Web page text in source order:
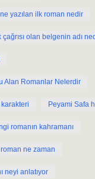
yazılan ilk roman nedir
çağrısı olan belgenin adı
Alan Romanlar Nelerdir
Peyami Safa
romanın kahramanı
ne zaman
neyi anlatıyor